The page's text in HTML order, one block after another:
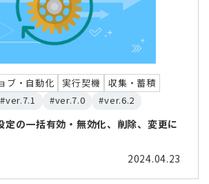
ブ・自動化 実行契機
収集・蓄積
#ver.7.1 #ver.7.0 #ver.6.2
定の一括有効・無効化、削除、変更に
2024.04.23